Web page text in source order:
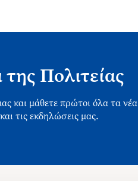
Πολιτείας
και μάθετε πρώτοι όλα τα νέα
τις εκδηλώσεις μας.